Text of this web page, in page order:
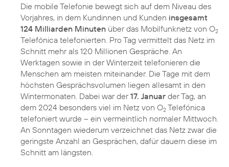
Die mobile Telefonie bewegt sich auf dem Niveau des
Vorjahres, in dem Kundinnen und Kunden insgesamt
124 Milliarden Minuten über das Mobilfunknetz von O2
Telefónica telefonierten. Pro Tag vermittelt das Netz im
Schnitt mehr als 120 Millionen Gespräche. An
Werktagen sowie in der Winterzeit telefonieren die
Menschen am meisten miteinander. Die Tage mit dem
höchsten Gesprächsvolumen liegen allesamt in den
Wintermonaten. Dabei war der17. Januar der Tag, an
dem 2024 besonders viel im Netz von O2 Telefónica
telefoniert wurde – ein vermeintlich normaler Mittwoch.
An Sonntagen wiederum verzeichnet das Netz zwar die
geringste Anzahl an Gesprächen, dafür dauern diese im
Schnitt am längsten.